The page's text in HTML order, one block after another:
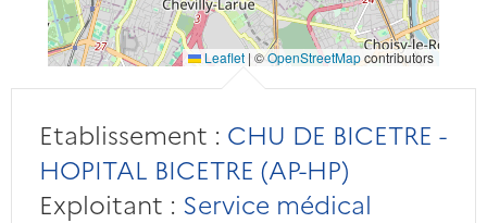
Leaflet | ©OpenStreetMapcontributors
Etablissement : CHU DE BICETRE -
HOPITAL BICETRE (AP-HP)
Exploitant : Service médical